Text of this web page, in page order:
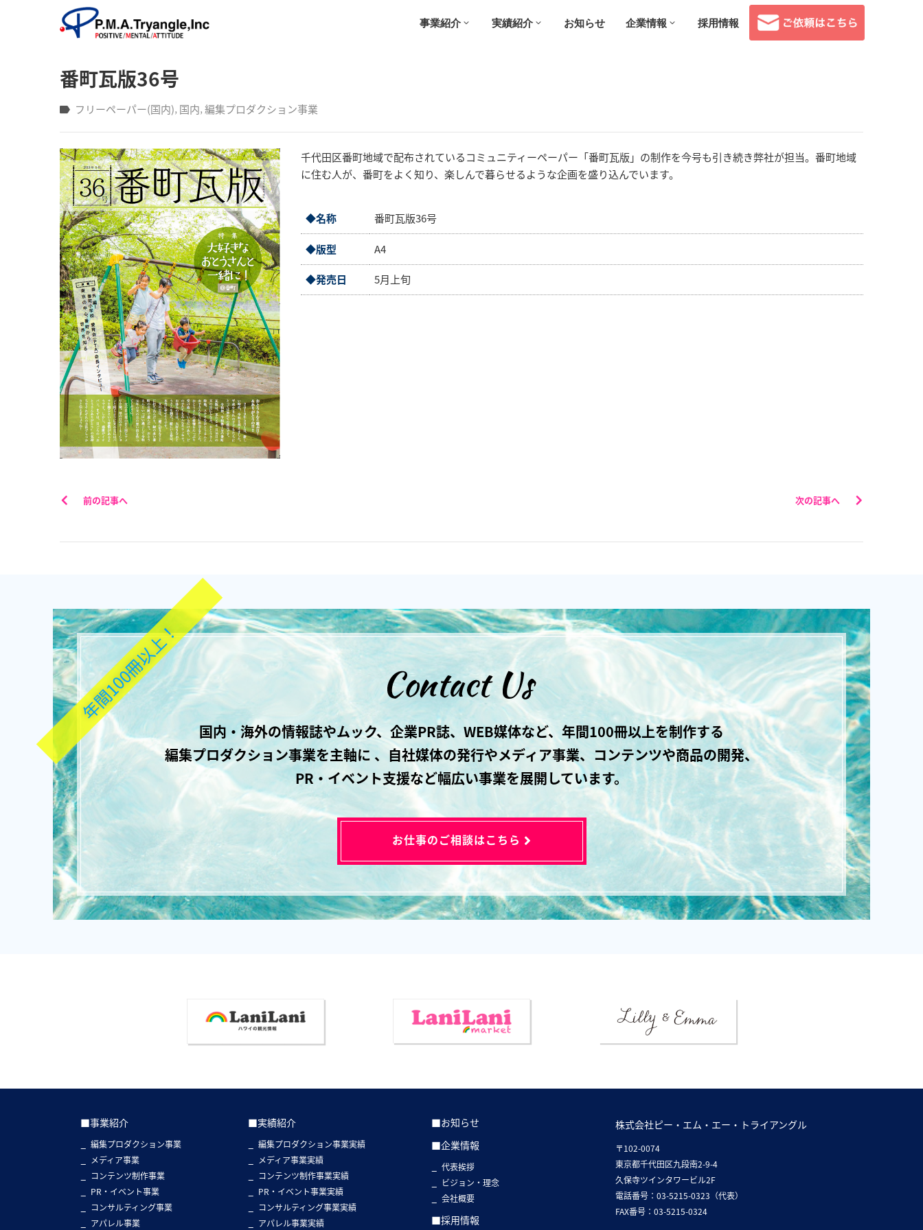
事業紹介 実績紹介 お知らせ 企業情報 採用情報
番町瓦版36号
フリーペーパー(国内)‚ 国内‚編集プロダクション事業
千代田区番町地域で配布されているコミュニティーペーパー「番町瓦版」の制作を今号も引き続き弊社が担当。番町地域
に住む人が、番町をよく知り、楽しんで暮らせるような企画を盛り込んでいます。
◆名称 番町瓦版36号
◆版型 A4
◆発売日 5月上旬
前の記事へ 次の記事へ
年間100冊以上！
国内・海外の情報誌やムック、企業PR誌、WEB媒体など、年間100冊以上を制作する
編集プロダクション事業を主軸に 、自社媒体の発行やメディア事業、コンテンツや商品の開発、
PR・イベント支援など幅広い事業を展開しています。
お仕事のご相談はこちら
■事業紹介
編集プロダクション事業
メディア事業
コンテンツ制作事業
PR・イベント事業
コンサルティング事業
アパレル事業
■実績紹介
編集プロダクション事業実績
メディア事業実績
コンテンツ制作事業実績
PR・イベント事業実績
コンサルティング事業実績
アパレル事業実績
■お知らせ
■企業情報
代表挨拶
ビジョン・理念
会社概要
■採用情報
株式会社ピー・エム・エー・トライアングル
〒102-0074
東京都千代田区九段南2-9-4
久保寺ツインタワービル2F
電話番号：03-5215-0323（代表）
FAX番号：03-5215-0324